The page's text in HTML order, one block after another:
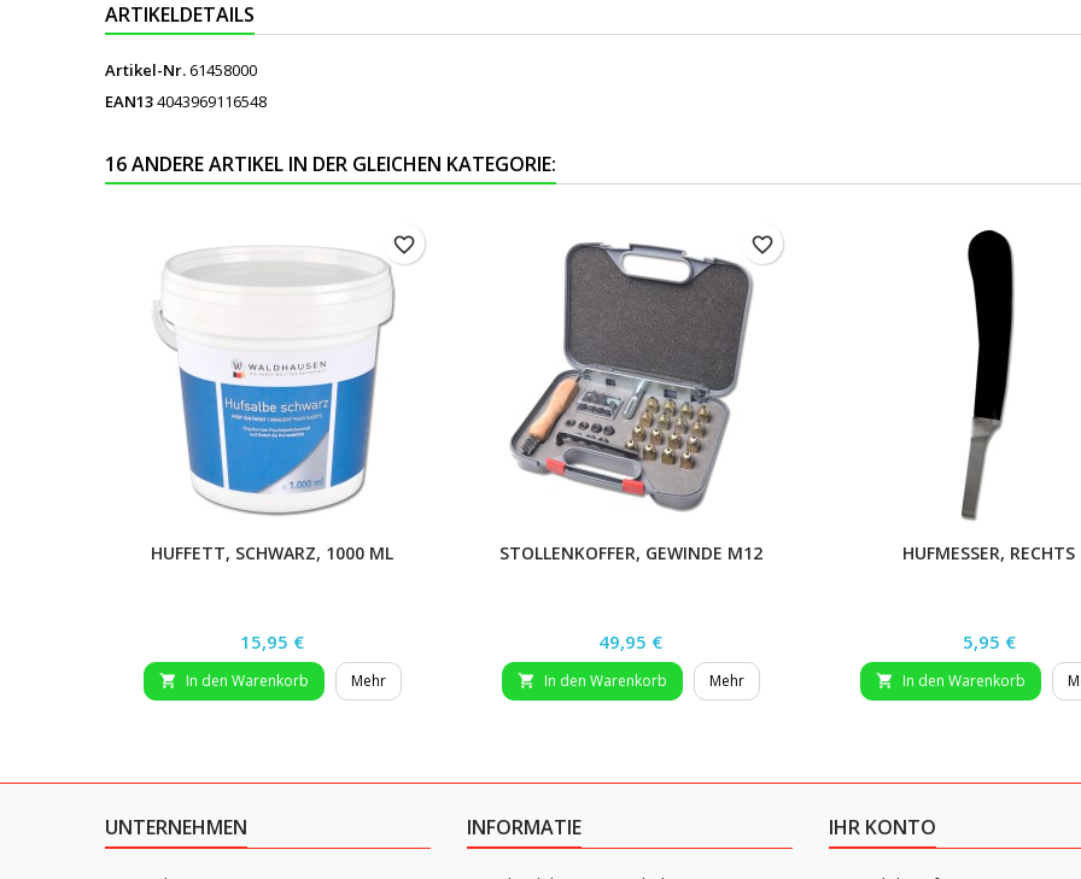
ARTIKELDETAILS
Artikel-Nr.61458000
EAN134043969116548
16 ANDERE ARTIKEL IN DER GLEICHEN KATEGORIE:
HUFFETT, SCHWARZ, 1000 ML
Preis
15,95 €
 In den Warenkorb Mehr
favorite_border
STOLLENKOFFER, GEWINDE M12
Preis
49,95 €
 In den Warenkorb Mehr
favorite_border
HUFMESSER, RECHTS
Preis
5,95 €
 In den Warenkorb
UNTERNEHMEN INFORMATIE IHR KONTO